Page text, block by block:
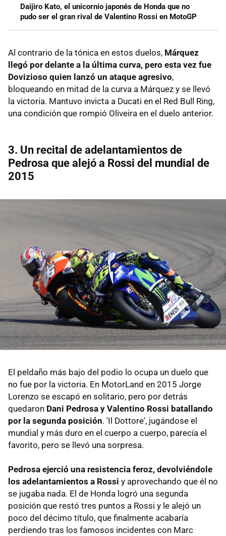
Daijiro Kato, el unicornio japonés de Honda que no
pudo ser el gran rival de Valentino Rossi en MotoGP
Al contrario de la tónica en estos duelos, Márquez
llegó por delante a la última curva, pero esta vez fue
Dovizioso quien lanzó un ataque agresivo,
bloqueando en mitad de la curva a Márquez y se llevó
la victoria. Mantuvo invicta a Ducati en el Red Bull Ring,
una condición que rompió Oliveira en el duelo anterior.
3. Un recital de adelantamientos de
Pedrosa que alejó a Rossi del mundial de
2015
El peldaño más bajo del podio lo ocupa un duelo que
no fue por la victoria. En MotorLand en 2015 Jorge
Lorenzo se escapó en solitario, pero por detrás
quedaron Dani Pedrosa y Valentino Rossi batallando
por la segunda posición. 'Il Dottore', jugándose el
mundial y más duro en el cuerpo a cuerpo, parecía el
favorito, pero se llevó una sorpresa.
Pedrosa ejerció una resistencia feroz, devolviéndole
los adelantamientos a Rossi y aprovechando que él no
se jugaba nada. El de Honda logró una segunda
posición que restó tres puntos a Rossi y le alejó un
poco del décimo título, que finalmente acabaría
perdiendo tras los famosos incidentes con Marc